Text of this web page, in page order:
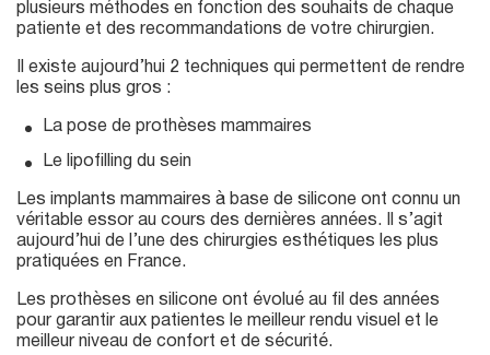
plusieurs méthodes en fonction des souhaits de chaque
patiente et des recommandations de votre chirurgien.
Il existe aujourd’hui 2 techniques qui permettent de rendre
les seins plus gros :
La pose de prothèses mammaires
Le lipofilling du sein
Les implants mammaires à base de silicone ont connu un
véritable essor au cours des dernières années. Il s’agit
aujourd’hui de l’une des chirurgies esthétiques les plus
pratiquées en France.
Les prothèses en silicone ont évolué au fil des années
pour garantir aux patientes le meilleur rendu visuel et le
meilleur niveau de confort et de sécurité.